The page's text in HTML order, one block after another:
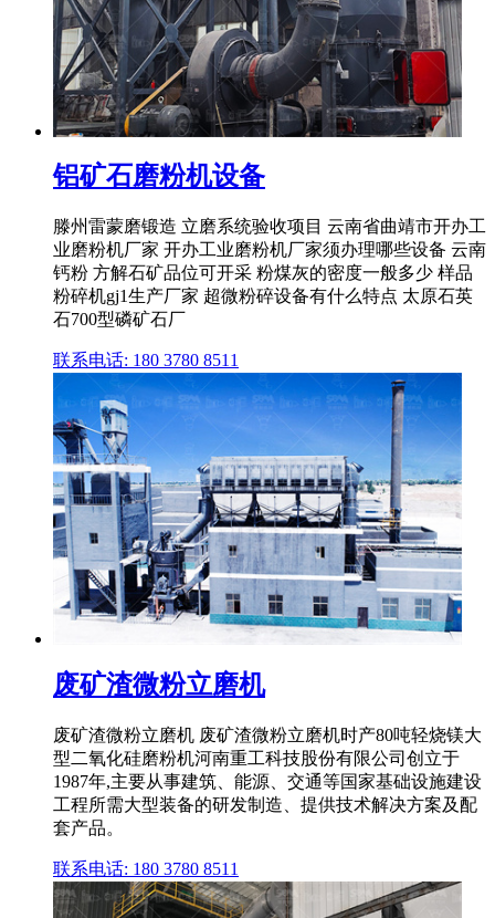
铝矿石磨粉机设备
滕州雷蒙磨锻造 立磨系统验收项目 云南省曲靖市开办工
业磨粉机厂家 开办工业磨粉机厂家须办理哪些设备 云南
钙粉 方解石矿品位可开采 粉煤灰的密度一般多少 样品
粉碎机gj1生产厂家 超微粉碎设备有什么特点 太原石英
石700型磷矿石厂
联系电话: 180 3780 8511
废矿渣微粉立磨机
废矿渣微粉立磨机 废矿渣微粉立磨机时产80吨轻烧镁大
型二氧化硅磨粉机河南重工科技股份有限公司创立于
1987年,主要从事建筑、能源、交通等国家基础设施建设
工程所需大型装备的研发制造、提供技术解决方案及配
套产品。
联系电话: 180 3780 8511